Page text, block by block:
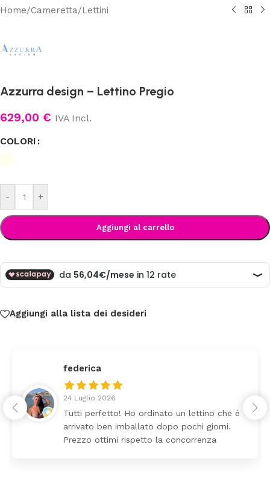
Home/Cameretta/Lettini
Azzurra design – Lettino Pregio
629,00 € IVA Incl.
COLORI
- +
Aggiungi al carrello
Aggiungi alla lista dei desideri
federica
24 Luglio 2026
Tutti perfetto! Ho ordinato un lettino che é
arrivato ben imballato dopo pochi giorni.
Prezzo ottimi rispetto la concorrenza